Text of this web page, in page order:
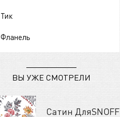
Тик
Фланель
ВЫ УЖЕ СМОТРЕЛИ
Сатин ДляSNOFF